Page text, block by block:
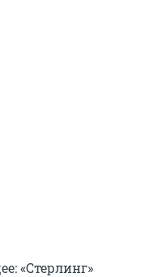
«Стерлинг»